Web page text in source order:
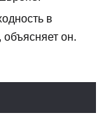
в
он.